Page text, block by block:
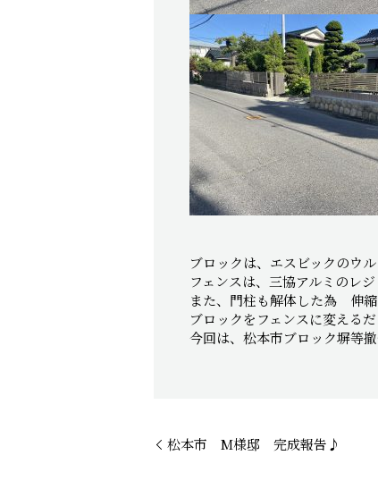
ブロックは、エスビックのウ
フェンスは、三協アルミのレ
また、門柱も解体した為 伸
ブロックをフェンスに変える
今回は、松本市ブロック塀等
松本市 M様邸 完成報告♪